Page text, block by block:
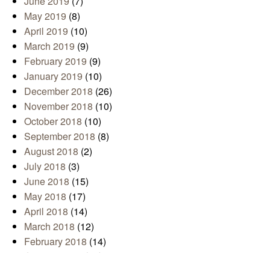
May 2019 (8)
April 2019 (10)
March 2019 (9)
February 2019 (9)
January 2019 (10)
December 2018 (26)
November 2018 (10)
October 2018 (10)
September 2018 (8)
August 2018 (2)
July 2018 (3)
June 2018 (15)
May 2018 (17)
April 2018 (14)
March 2018 (12)
February 2018 (14)